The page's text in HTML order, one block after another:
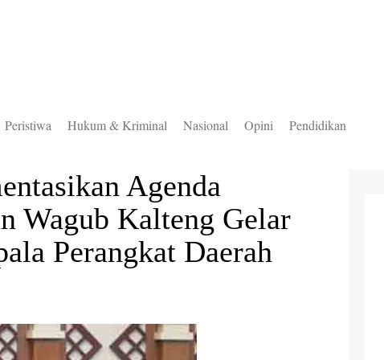
Timur
Utara
Mas
Peristiwa Hukum & Kriminal Nasional Opini Pendidikan
Agenda
Wagub Kalteng Gelar
Perangkat Daerah